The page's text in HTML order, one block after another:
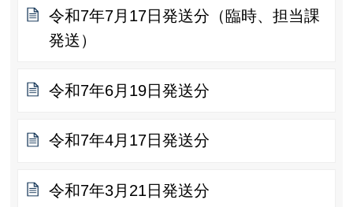
令和7年7月17日発送分（臨時、担当課
発送）
令和7年6月19日発送分
令和7年4月17日発送分
令和7年3月21日発送分